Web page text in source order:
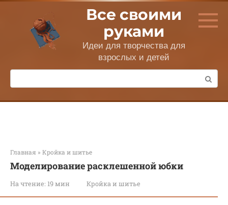
Перейти
контенту
Все своими
руками
Идеи для творчества для
взрослых и детей
Поиск:
Главная » Кройка и шитье
Моделирование расклешенной юбки
На чтение: 19 мин Кройка и шитье